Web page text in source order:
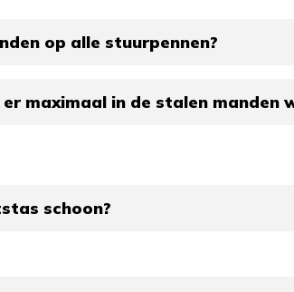
op alle stuurpennen?
maximaal in de stalen manden
schoon?